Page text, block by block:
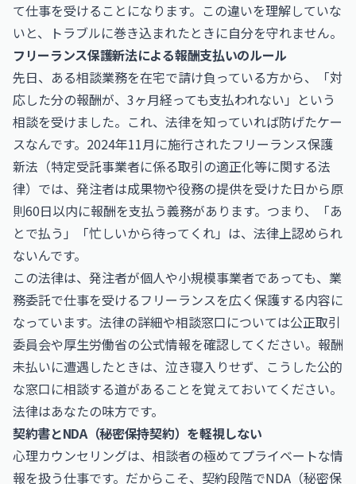
て仕事を受けることになります。この違いを理解していな
いと、トラブルに巻き込まれたときに自分を守れません。
フリーランス保護新法による報酬支払いのルール
先日、ある相談業務を在宅で請け負っている方から、「対
応した分の報酬が、3ヶ月経っても支払われない」という
相談を受けました。これ、法律を知っていれば防げたケー
スなんです。2024年11月に施行されたフリーランス保護
新法（特定受託事業者に係る取引の適正化等に関する法
律）では、発注者は成果物や役務の提供を受けた日から原
則60日以内に報酬を支払う義務があります。つまり、「あ
とで払う」「忙しいから待ってくれ」は、法律上認められ
ないんです。
この法律は、発注者が個人や小規模事業者であっても、業
務委託で仕事を受けるフリーランスを広く保護する内容に
なっています。法律の詳細や相談窓口については公正取引
委員会や厚生労働省の公式情報を確認してください。報酬
未払いに遭遇したときは、泣き寝入りせず、こうした公的
な窓口に相談する道があることを覚えておいてください。
法律はあなたの味方です。
契約書とNDA（秘密保持契約）を軽視しない
心理カウンセリングは、相談者の極めてプライベートな情
報を扱う仕事です。だからこそ、契約段階でNDA（秘密保